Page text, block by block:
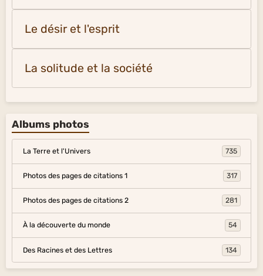
Le désir et l'esprit
La solitude et la société
Albums photos
La Terre et l'Univers 735
Photos des pages de citations 1 317
Photos des pages de citations 2 281
À la découverte du monde 54
Des Racines et des Lettres 134